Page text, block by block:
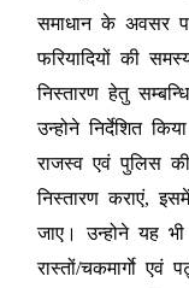
समाधान के अवसर
फरियादियों की
निस्तारण हेतु
उन्होने निर्देशित
राजस्व एवं पुलिस
निस्तारण कराएं,
जाए। उन्होने यह भी
रास्तों/चकमार्गाे